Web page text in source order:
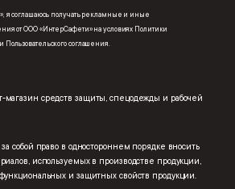
я соглашаюсь получать рекламные и иные
от ООО «ИнтерСафети» на условиях Политики
и Пользовательского соглашения.
средств защиты, спецодежды и рабочей
собой право в одностороннем порядке вносить
используемых в производстве продукции,
и защитных свойств продукции.